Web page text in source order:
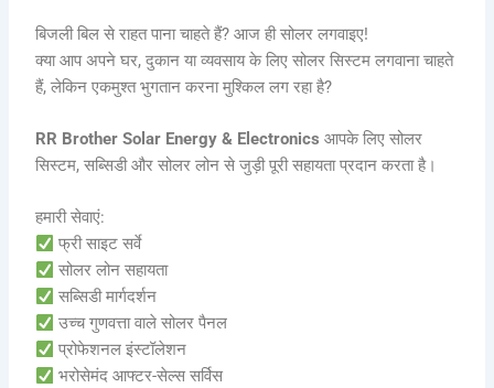
बिजली बिल से राहत पाना चाहते हैं? आज ही सोलर लगवाइए!
क्या आप अपने घर, दुकान या व्यवसाय के लिए सोलर सिस्टम लगवाना चाहते
हैं, लेकिन एकमुश्त भुगतान करना मुश्किल लग रहा है?
RR Brother Solar Energy & Electronics आपके लिए सोलर
सिस्टम, सब्सिडी और सोलर लोन से जुड़ी पूरी सहायता प्रदान करता है।
हमारी सेवाएं:
फ्री साइट सर्वे
सोलर लोन सहायता
सब्सिडी मार्गदर्शन
उच्च गुणवत्ता वाले सोलर पैनल
प्रोफेशनल इंस्टॉलेशन
भरोसेमंद आफ्टर-सेल्स सर्विस